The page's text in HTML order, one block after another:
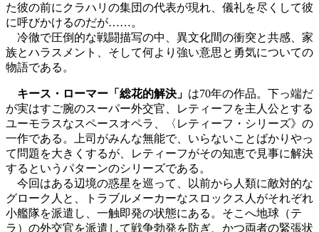
た彼の前にクラハリの集団の代表が現れ、儀礼を尽くして彼
に呼びかけるのだが……。
冷徹で圧倒的な戦闘描写の中、異文化間の衝突と共感、家
族とハラスメント、そして何より強い意思と勇気についての
物語である。
キース・ローマー「総花的解決」 は70年の作品。下っ端だ
が実はすご腕のスーパー外交官、レティーフを主人公とする
ユーモラスなスペースオペラ、〈レティーフ・シリーズ》の
一作である。上司がみんな無能で、いらないことばかりやっ
て問題を大きくするが、レティーフがその知恵で見事に解決
するというパターンのシリーズである。
今回はある辺境の惑星を巡って、以前から人類に敵対的な
グローク人と、トラブルメーカーなスロックス人がそれぞれ
小艦隊を派遣し、一触即発の状態にある。そこへ地球（テ
ラ）の外交官を派遣して戦争勃発を防ぎ、かつ両者の緊張状